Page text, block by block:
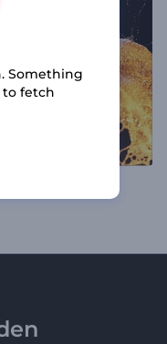
Something
fetch